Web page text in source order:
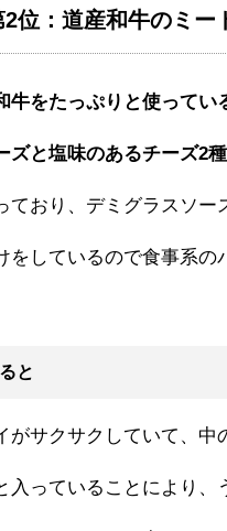
2位：道産和牛のミー
牛をたっぷりと使ってい
ズと塩味のあるチーズ2
ており、デミグラスソー
をしているので食事系の
と
がサクサクしていて、中
入っていることにより、